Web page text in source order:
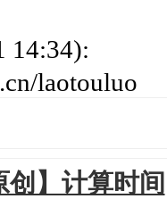
14:34):
laotouluo
创】计算时间